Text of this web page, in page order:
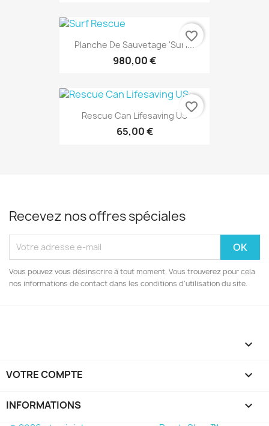
Planche De Sauvetage 'Surf...
980,00 €
favorite_border
Rescue Can Lifesaving US
65,00 €
favorite_border
Recevez nos offres spéciales
Vous pouvez vous désinscrire à tout moment. Vous trouverez pour cela
nos informations de contact dans les conditions d'utilisation du site.

VOTRE COMPTE 
INFORMATIONS keyboard_arrow_down